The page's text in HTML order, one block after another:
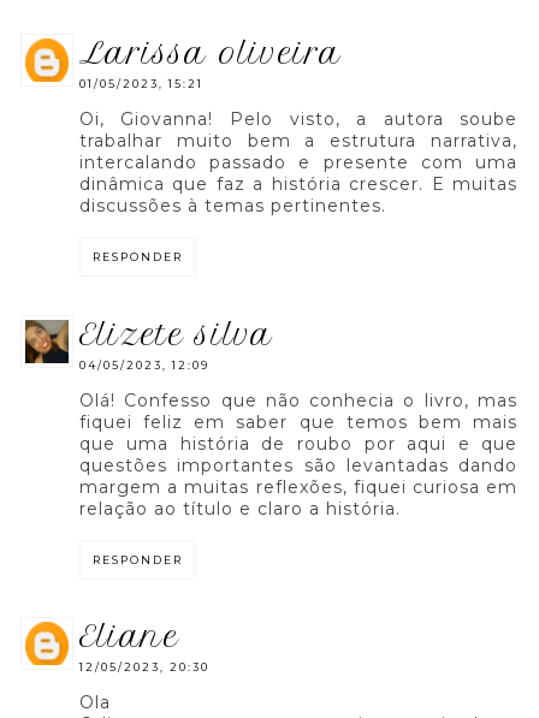
larissa oliveira
01/05/2023, 15:21
Oi, Giovanna! Pelo visto, a autora soube
trabalhar muito bem a estrutura narrativa,
intercalando passado e presente com uma
dinâmica que faz a história crescer. E muitas
discussões à temas pertinentes.
RESPONDER
elizete silva
04/05/2023, 12:09
Olá! Confesso que não conhecia o livro, mas
fiquei feliz em saber que temos bem mais
que uma história de roubo por aqui e que
questões importantes são levantadas dando
margem a muitas reflexões, fiquei curiosa em
relação ao título e claro a história.
RESPONDER
eliane
12/05/2023, 20:30
Ola